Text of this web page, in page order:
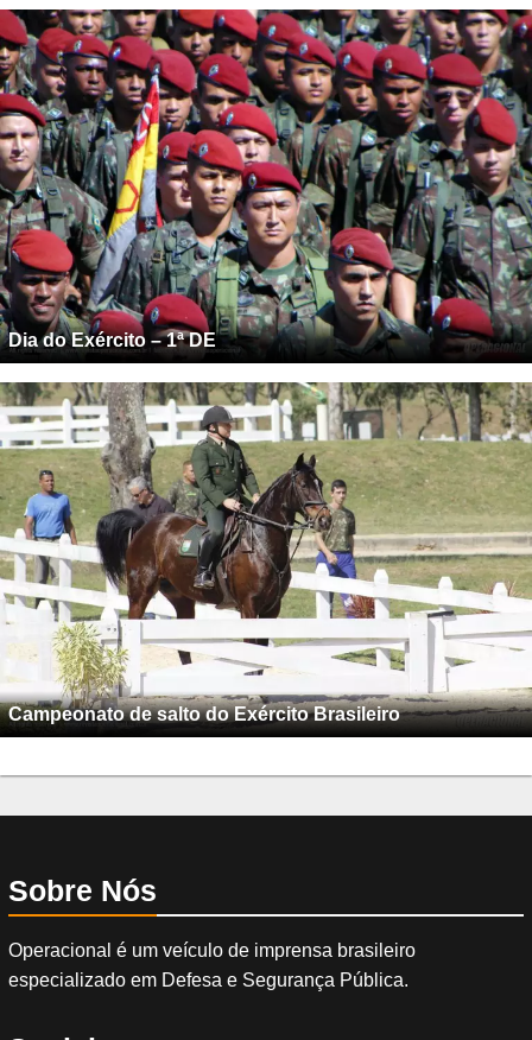
Dia do Exército – 1ª DE
Campeonato de salto do Exército Brasileiro
Sobre Nós
Operacional é um veículo de imprensa brasileiro
especializado em Defesa e Segurança Pública.